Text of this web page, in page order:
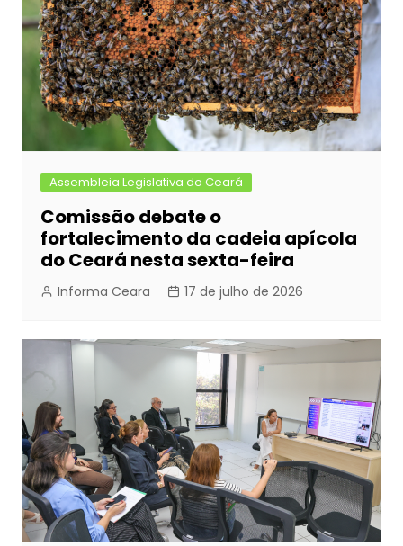
Assembleia Legislativa do Ceará
Comissão debate o
fortalecimento da cadeia apícola
do Ceará nesta sexta-feira
Informa Ceara 17 de julho de 2026